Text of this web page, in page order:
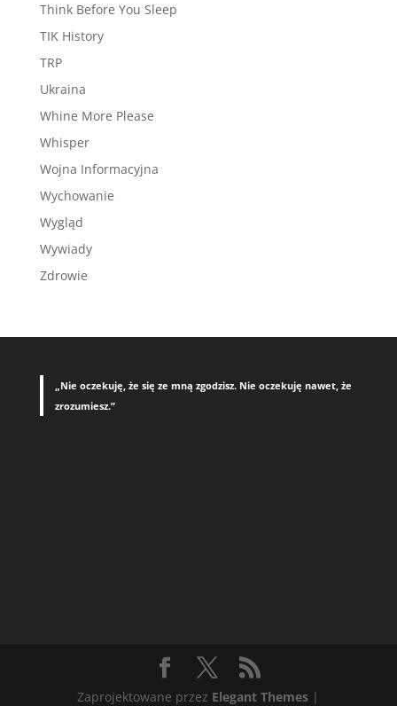
Think Before You Sleep
TIK History
TRP
Ukraina
Whine More Please
Whisper
Wojna Informacyjna
Wychowanie
Wygląd
Wywiady
Zdrowie
„Nie oczekuję, że się ze mną zgodzisz. Nie oczekuję nawet, że
zrozumiesz.”
Zaprojektowane przez Elegant Themes |